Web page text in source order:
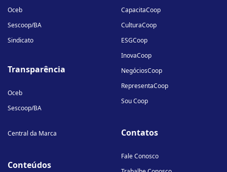
Oceb
Sescoop/BA
Sindicato
Transparência
Oceb
Sescoop/BA
Central da Marca
Conteúdos
CapacitaCoop
CulturaCoop
ESGCoop
InovaCoop
NegóciosCoop
RepresentaCoop
Sou Coop
Contatos
Fale Conosco